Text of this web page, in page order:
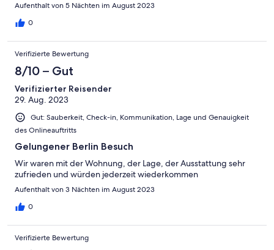
Aufenthalt von 5 Nächten im August 2023
0
Verifizierte Bewertung
8/10 – Gut
Verifizierter Reisender
29. Aug. 2023
Gut: Sauberkeit, Check-in, Kommunikation, Lage und Genauigkeit
des Onlineauftritts
Gelungener Berlin Besuch
Wir waren mit der Wohnung, der Lage, der Ausstattung sehr
zufrieden und würden jederzeit wiederkommen
Aufenthalt von 3 Nächten im August 2023
0
Verifizierte Bewertung